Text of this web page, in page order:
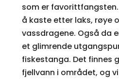
som er
å kaste etter laks, røye
vassdragene. Også da
et glimrende
fiskestanga. Det finnes
fjellvann i området, og